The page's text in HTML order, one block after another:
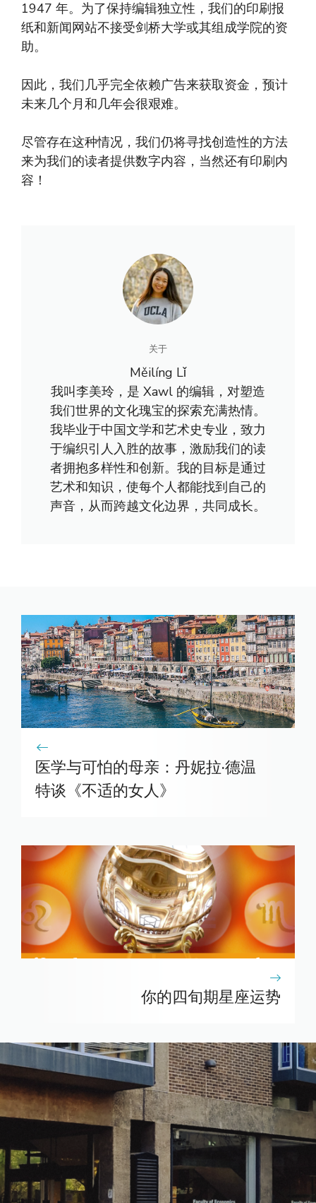
1947 年。为了保持编辑独立性，我们的印刷报
纸和新闻网站不接受剑桥大学或其组成学院的资
助。
因此，我们几乎完全依赖广告来获取资金，预计
未来几个月和几年会很艰难。
尽管存在这种情况，我们仍将寻找创造性的方法
来为我们的读者提供数字内容，当然还有印刷内
容！
关于
Měilíng Lǐ
我叫李美玲，是 Xawl 的编辑，对塑造
我们世界的文化瑰宝的探索充满热情。
我毕业于中国文学和艺术史专业，致力
于编织引人入胜的故事，激励我们的读
者拥抱多样性和创新。我的目标是通过
艺术和知识，使每个人都能找到自己的
声音，从而跨越文化边界，共同成长。
医学与可怕的母亲：丹妮拉·德温
特谈《不适的女人》
你的四旬期星座运势